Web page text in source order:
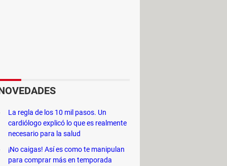
sobre tu situación de salud,
tablas de ejercicios, sesiones
duraciones de elaboración muy
de diez minutos de preparación,
actividades a realizar, por
de alimentación. Laversión
La regla de los 10 mil pasos. Un
cardiólogo explicó lo que es realmente
necesario para la salud
¡No caigas! Así es como te manipulan
para comprar más en temporada